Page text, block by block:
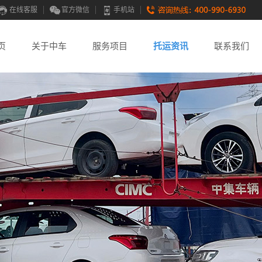
在线客服 官方微信 手机站
关于中车 服务项目 托运资讯 联系我们